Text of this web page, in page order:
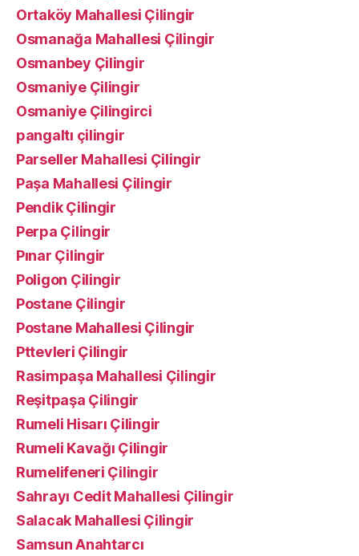
Ortaköy Mahallesi Çilingir
Osmanağa Mahallesi Çilingir
Osmanbey Çilingir
Osmaniye Çilingir
Osmaniye Çilingirci
pangaltı çilingir
Parseller Mahallesi Çilingir
Paşa Mahallesi Çilingir
Pendik Çilingir
Perpa Çilingir
Pınar Çilingir
Poligon Çilingir
Postane Çilingir
Postane Mahallesi Çilingir
Pttevleri Çilingir
Rasimpaşa Mahallesi Çilingir
Reşitpaşa Çilingir
Rumeli Hisarı Çilingir
Rumeli Kavağı Çilingir
Rumelifeneri Çilingir
Sahrayı Cedit Mahallesi Çilingir
Salacak Mahallesi Çilingir
Samsun Anahtarcı